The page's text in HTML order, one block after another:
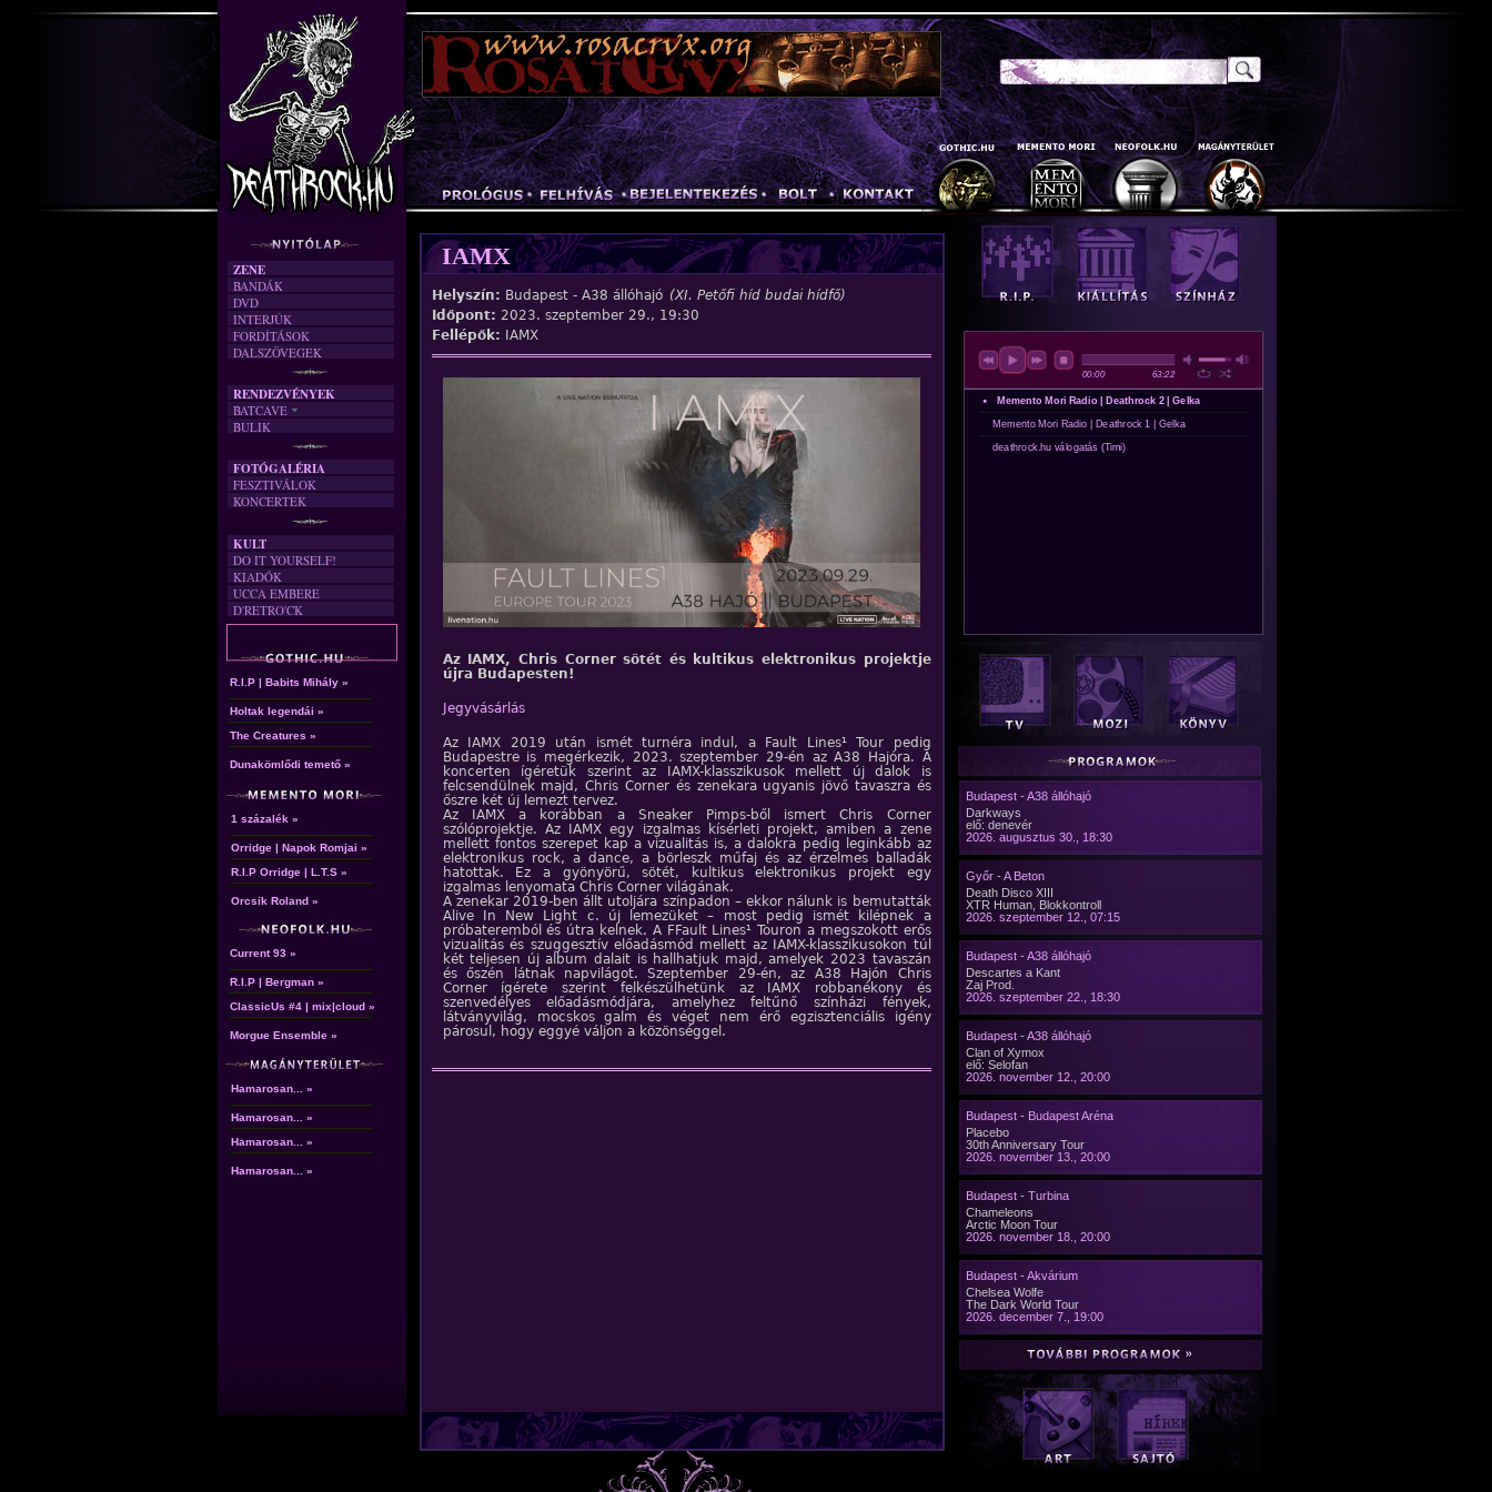
Jump to navigation
IAMX
Helyszín: Budapest - A38 állóhajó (XI. Petőfi híd budai hídfő)
Időpont: 2023. szeptember 29., 19:30
Fellépők:
IAMX
Az IAMX, Chris Corner sötét és kultikus elektronikus projektje
újra Budapesten!
Jegyvásárlás
Az IAMX 2019 után ismét turnéra indul, a Fault Lines¹ Tour pedig
Budapestre is megérkezik, 2023. szeptember 29-én az A38 Hajóra. A
koncerten ígéretük szerint az IAMX-klasszikusok mellett új dalok is
felcsendülnek majd, Chris Corner és zenekara ugyanis jövő tavaszra és
őszre két új lemezt tervez.
Az IAMX a korábban a Sneaker Pimps-ből ismert Chris Corner
szólóprojektje. Az IAMX egy izgalmas kísérleti projekt, amiben a zene
mellett fontos szerepet kap a vizualitás is, a dalokra pedig leginkább az
elektronikus rock, a dance, a börleszk műfaj és az érzelmes balladák
hatottak. Ez a gyönyörű, sötét, kultikus elektronikus projekt egy
izgalmas lenyomata Chris Corner világának.
A zenekar 2019-ben állt utoljára színpadon – ekkor nálunk is bemutatták
Alive In New Light c. új lemezüket – most pedig ismét kilépnek a
próbateremból és útra kelnek. A FFault Lines¹ Touron a megszokott erős
vizualitás és szuggesztív előadásmód mellett az IAMX-klasszikusokon túl
két teljesen új album dalait is hallhatjuk majd, amelyek 2023 tavaszán
és őszén látnak napvilágot. Szeptember 29-én, az A38 Hajón Chris
Corner ígérete szerint felkészülhetünk az IAMX robbanékony és
szenvedélyes előadásmódjára, amelyhez feltűnő színházi fények,
látványvilág, mocskos galm és véget nem érő egzisztenciális igény
párosul, hogy eggyé váljon a közönséggel.
Keresés Űrlap
Keresés
ZENE
BANDÁK
DVD
INTERJÚK
FORDÍTÁSOK
DALSZÖVEGEK
RENDEZVÉNYEK
BATCAVE
AKTUÁLIS
A MÚLT
BULIK
FOTÓGALÉRIA
FESZTIVÁLOK
KONCERTEK
KULT
DO IT YOURSELF!
KIADÓK
UCCA EMBERE
D'RETRO'CK
R.I.P | Babits Mihály »
Holtak legendái »
The Creatures »
Dunakömlődi temető »
1 százalék »
Orridge | Napok Romjai »
R.I.P Orridge | L.T.S »
Orcsik Roland »
Current 93 »
R.I.P | Bergman »
ClassicUs #4 | mix|cloud »
Morgue Ensemble »
Hamarosan... »
Hamarosan... »
Hamarosan... »
Hamarosan... »
Budapest - A38 állóhajó
Darkways
elő: denevér
2026. augusztus 30., 18:30
Győr - A Beton
Death Disco XIII
XTR Human, Blokkontroll
2026. szeptember 12., 07:15
Budapest - A38 állóhajó
Descartes a Kant
Zaj Prod.
2026. szeptember 22., 18:30
Budapest - A38 állóhajó
Clan of Xymox
elő: Selofan
2026. november 12., 20:00
Budapest - Budapest Aréna
Placebo
30th Anniversary Tour
2026. november 13., 20:00
Budapest - Turbina
Chameleons
Arctic Moon Tour
2026. november 18., 20:00
Budapest - Akvárium
Chelsea Wolfe
The Dark World Tour
2026. december 7., 19:00